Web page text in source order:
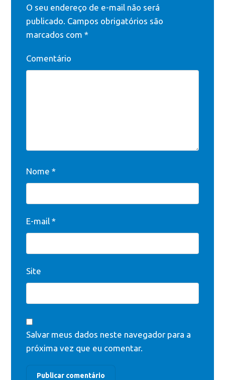
O seu endereço de e-mail não será
publicado. Campos obrigatórios são
marcados com*
Comentário
Nome*
E-mail*
Site
Salvar meus dados neste navegador para a
próxima vez que eu comentar.
Publicar comentário